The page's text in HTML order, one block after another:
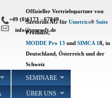
Offizieller Vertriebspartner von
Sartorius AG für Umetrics® Suite
Produkte,
MODDE Pro 13 und SIMCA 18, in
Deutschland, Österreich und der
Schweiz
+49 (0)6173 - 67849
info@umesoft.de
SEMINARE
ÜBER UNS